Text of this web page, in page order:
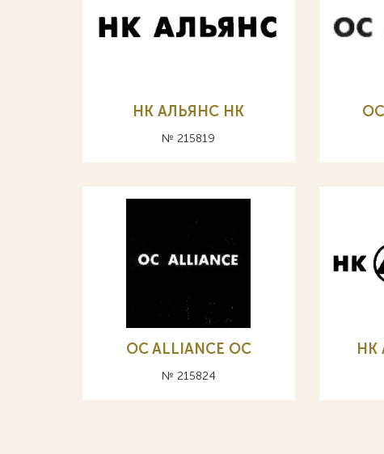
НК АЛЬЯНС HK
№ 215819
OC ALLIANCE ОС
№ 215824
НК